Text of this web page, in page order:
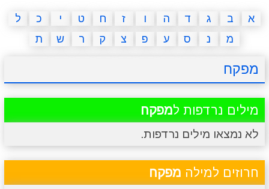
איש תלוי מדריכים פוקימון גו מצא הבדלים
יצירה משחקי בנות אשליות חדשות
א ב ג ד ה ו ז ח ט י כ
ל
מ
נ ס ע פ צ ק ר ש ת
מפקח
מילים נרדפות למפקח
לא נמצאו מילים נרדפות.
חרוזים למילה מפקח